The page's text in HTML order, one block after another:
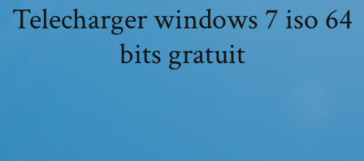
Telecharger windows 7 iso 64
bits gratuit